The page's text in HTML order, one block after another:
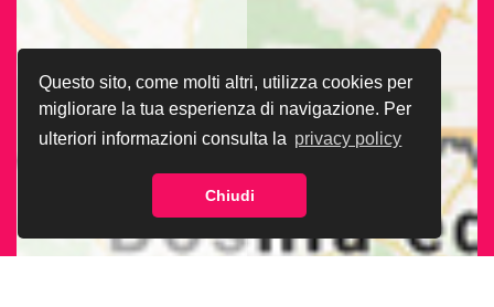
Questo sito, come molti altri, utilizza cookies per
migliorare la tua esperienza di navigazione. Per
ulteriori informazioni consulta la privacy policy
Chiudi